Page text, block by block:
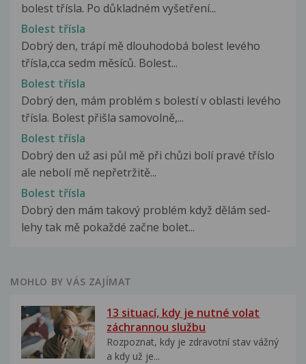
bolest třísla. Po důkladném vyšetření...
Bolest třísla
Dobrý den, trápí mě dlouhodobá bolest levého
třísla,cca sedm měsíců. Bolest...
Bolest třísla
Dobrý den, mám problém s bolestí v oblasti levého
třísla. Bolest přišla samovolně,...
Bolest třísla
Dobrý den už asi půl mě při chůzi bolí pravé tříslo
ale nebolí mě nepřetržitě...
Bolest třísla
Dobrý den mám takový problém když dělám sed-
lehy tak mě pokaždé začne bolet...
MOHLO BY VÁS ZAJÍMAT
13 situací, kdy je nutné volat
záchrannou službu
Rozpoznat, kdy je zdravotní stav vážný
a kdy už je...